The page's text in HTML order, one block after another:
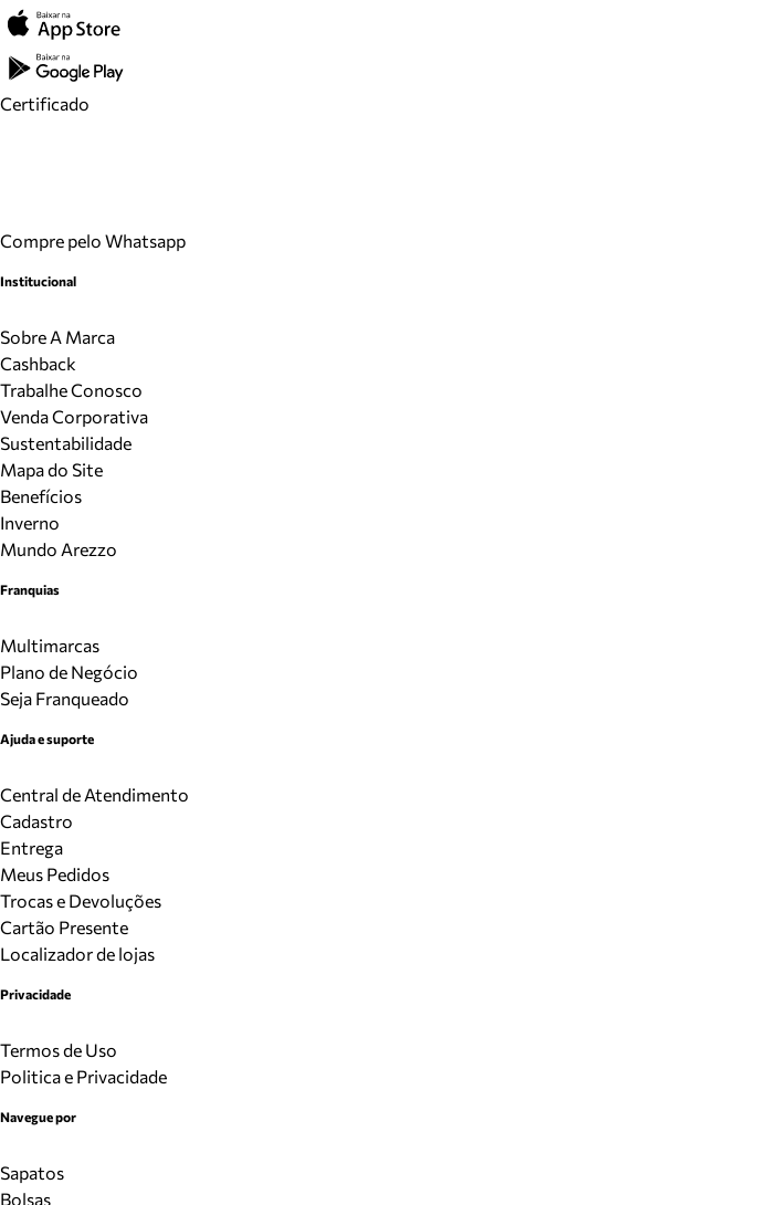
Certificado
Compre pelo Whatsapp
Institucional
Sobre A Marca
Cashback
Trabalhe Conosco
Venda Corporativa
Sustentabilidade
Mapa do Site
Benefícios
Inverno
Mundo Arezzo
Franquias
Multimarcas
Plano de Negócio
Seja Franqueado
Ajuda e suporte
Central de Atendimento
Cadastro
Entrega
Meus Pedidos
Trocas e Devoluções
Cartão Presente
Localizador de lojas
Privacidade
Termos de Uso
Politica e Privacidade
Navegue por
Sapatos
Bolsas